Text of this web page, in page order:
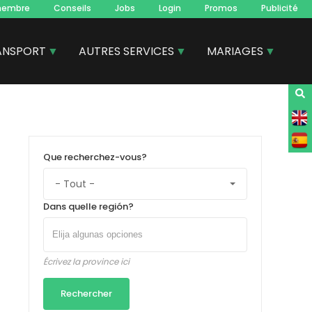
Conseils Jobs Login Promos Publicité
AUTRES SERVICES MARIAGES
Que recherchez-vous?
Dans quelle región?
Écrivez la province ici